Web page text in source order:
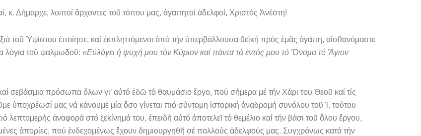
κ. Δήμαρχε, λοιποί ἄρχοντες τοῦ τόπου μας, ἀγαπητοί ἀδελφοί, Χριστός Ἀνέστη!
τοῦ Ὑψίστου ἐποίησε, καί ἐκπληττόμενοι ἀπό τήν ὑπερβάλλου­σα θεϊκή πρός ἐμᾶς ἀγάπη, αἰσθανόμαστε
λόγια τοῦ ψαλμωδοῦ: «Εὐλόγει ἡ ψυχή μου τόν Κύριον καί πάντα τά ἐντός μου τό Ὄ­νομα τό Ἅγιον
σεβάσμια πρόσωπα ὅλων γι’ αὐτό ἐδῶ τό θαυμάσιο ἔργο, πού σήμερα μέ τήν Χάρι του Θεοῦ καί τίς
ὑποχρέωσί μας νά κά­νουμε μία ὅσο γίνεται πιό σύντομη ἱστορική ἀναδρομή συνόλου τοῦ Ἱ. τούτου
λεπτομερής ἀναφορά στό ξεκίνημά του, ἐπειδή αὐτό ἀποτελεῖ τό θεμέλιο καί τήν βάσι τοῦ ὅλου ἔργου,
ἀπορίες, πού ἐνδεχομένως ἔχουν δημιουργηθῆ σέ πολλούς ἀδελφούς μας. Συγχρόνως κατά τήν